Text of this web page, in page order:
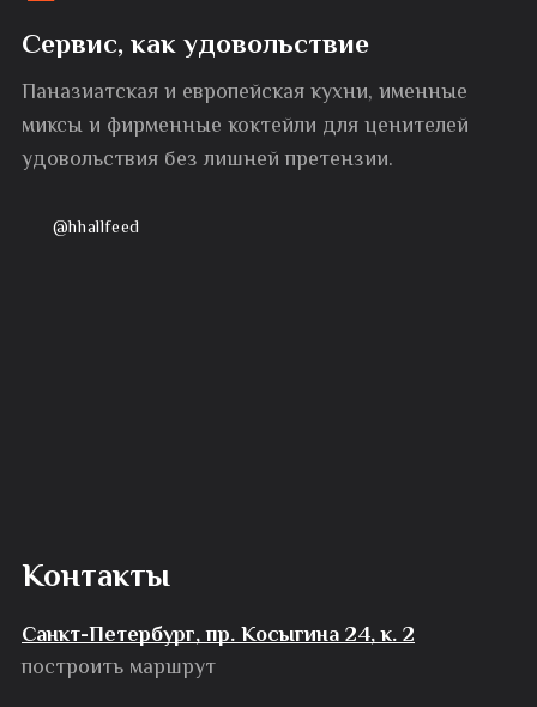
Сервис, как удовольствие
Паназиатская и европейская кухни, именные
миксы и фирменные коктейли для ценителей
удовольствия без лишней претензии.
@hhallfeed
Контакты
Санкт-Петербург, пр. Косыгина 24, к. 2
построить маршрут